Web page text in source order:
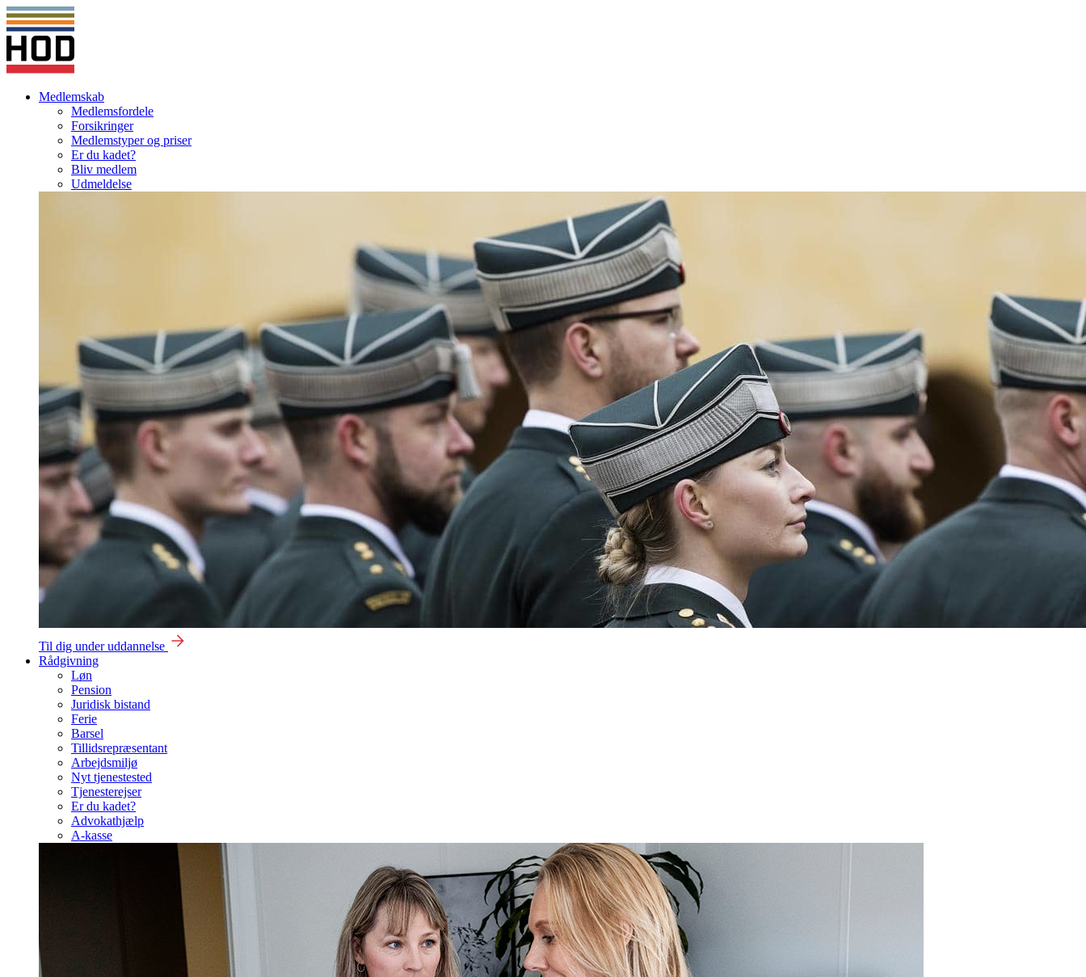
Medlemskab
Medlemsfordele
Forsikringer
Medlemstyper og priser
Er du kadet?
Bliv medlem
Udmeldelse
Til dig under uddannelse
Rådgivning
Løn
Pension
Juridisk bistand
Ferie
Barsel
Tillidsrepræsentant
Arbejdsmiljø
Nyt tjenestested
Tjenesterejser
Er du kadet?
Advokathjælp
A-kasse